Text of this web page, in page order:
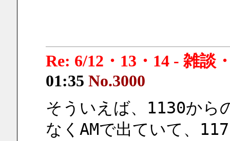
Re: 6/12・13・14 - 雑談
01:35 No.3000
そういえば、1130から
なくAMで出ていて、